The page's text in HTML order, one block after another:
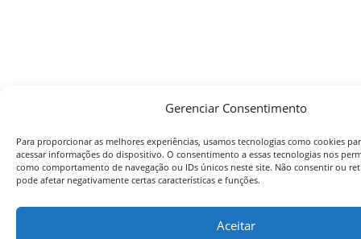
Gerenciar Consentimento
Para proporcionar as melhores experiências, usamos tecnologias como cookies
acessar informações do dispositivo. O consentimento a essas tecnologias nos
como comportamento de navegação ou IDs únicos neste site. Não consentir ou
pode afetar negativamente certas características e funções.
Aceitar